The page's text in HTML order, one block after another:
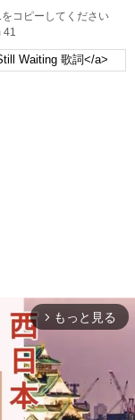
コピーしてください
41
arrow_forward_ios もっと見る